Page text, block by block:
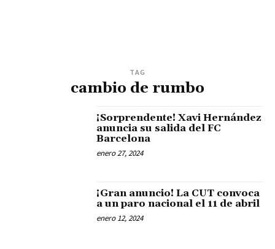
TAG
cambio de rumbo
¡Sorprendente! Xavi Hernández
anuncia su salida del FC
Barcelona
enero 27, 2024
¡Gran anuncio! La CUT convoca
a un paro nacional el 11 de abril
enero 12, 2024